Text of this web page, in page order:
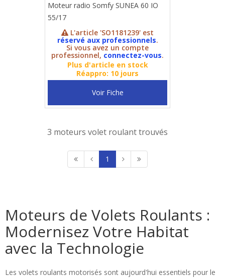
Moteur radio Somfy SUNEA 60 IO
55/17
L'article 'SO1181239' est
réservé aux professionnels.
Si vous avez un compte
professionnel, connectez-vous.
Plus d'article en stock
Réappro: 10 jours
Voir Fiche
3 moteurs volet roulant trouvés
1
Moteurs de Volets Roulants :
Modernisez Votre Habitat
avec la Technologie
Les volets roulants motorisés sont aujourd'hui essentiels pour le